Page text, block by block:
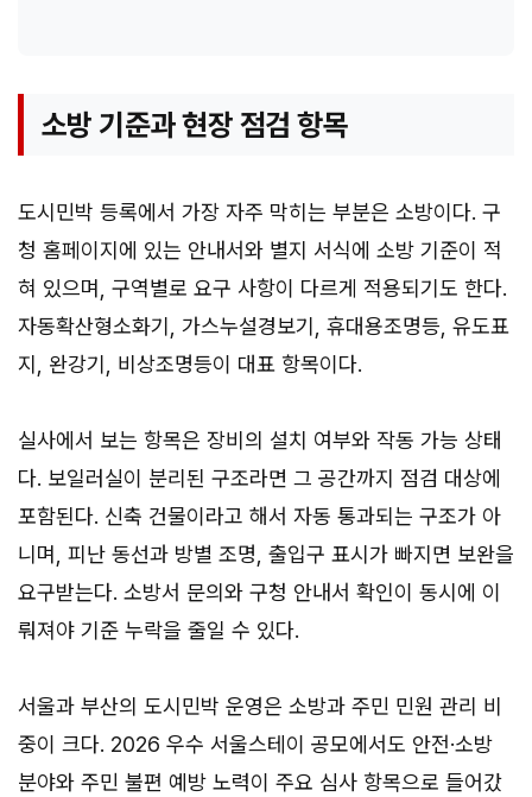
소방 기준과 현장 점검 항목
도시민박 등록에서 가장 자주 막히는 부분은 소방이다. 구
청 홈페이지에 있는 안내서와 별지 서식에 소방 기준이 적
혀 있으며, 구역별로 요구 사항이 다르게 적용되기도 한다.
자동확산형소화기, 가스누설경보기, 휴대용조명등, 유도표
지, 완강기, 비상조명등이 대표 항목이다.
실사에서 보는 항목은 장비의 설치 여부와 작동 가능 상태
다. 보일러실이 분리된 구조라면 그 공간까지 점검 대상에
포함된다. 신축 건물이라고 해서 자동 통과되는 구조가 아
니며, 피난 동선과 방별 조명, 출입구 표시가 빠지면 보완을
요구받는다. 소방서 문의와 구청 안내서 확인이 동시에 이
뤄져야 기준 누락을 줄일 수 있다.
서울과 부산의 도시민박 운영은 소방과 주민 민원 관리 비
중이 크다. 2026 우수 서울스테이 공모에서도 안전·소방
분야와 주민 불편 예방 노력이 주요 심사 항목으로 들어갔